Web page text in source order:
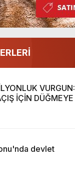
VURGUN:
İÇİN DÜĞMEYE
devlet